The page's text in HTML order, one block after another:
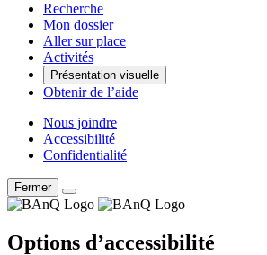
Recherche
Mon dossier
Aller sur place
Activités
Présentation visuelle
Obtenir de l’aide
Nous joindre
Accessibilité
Confidentialité
Fermer
Options d’accessibilité